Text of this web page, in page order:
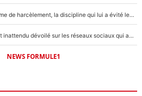
F1 - Lewis Hamilton victime de harcèlement, la discipline qui lui a évité le pire : «J'aurais probablement mal tourné»
Lewis Hamilton : Le talent inattendu dévoilé sur les réseaux sociaux qui a impressionné Kim Kardashian pendant leurs vacances en amoureux !
NEWS FORMULE1